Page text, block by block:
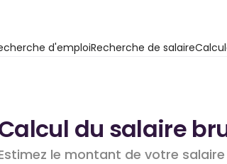
d'emploiRecherche de salaire
du salaire
le montant de votre